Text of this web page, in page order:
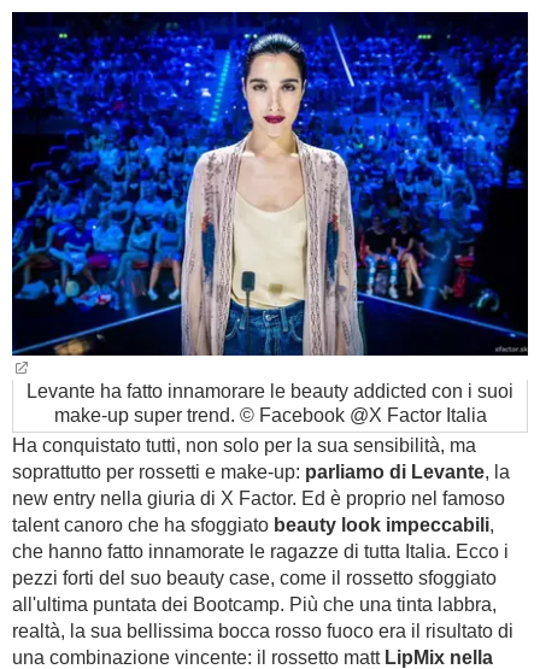
SESSO
BAMBINO
DIETA
GUIDE
FORUM
Levante ha fatto innamorare le beauty addicted con i suoi
make-up super trend. © Facebook @X Factor Italia
Ha conquistato tutti, non solo per la sua sensibilità, ma
soprattutto per rossetti e make-up: parliamo di Levante, la
new entry nella giuria di X Factor. Ed è proprio nel famoso
talent canoro che ha sfoggiato beauty look impeccabili,
che hanno fatto innamorate le ragazze di tutta Italia. Ecco i
pezzi forti del suo beauty case, come il rossetto sfoggiato
all'ultima puntata dei Bootcamp. Più che una tinta labbra,
realtà, la sua bellissima bocca rosso fuoco era il risultato di
una combinazione vincente: il rossetto matt LipMix nella